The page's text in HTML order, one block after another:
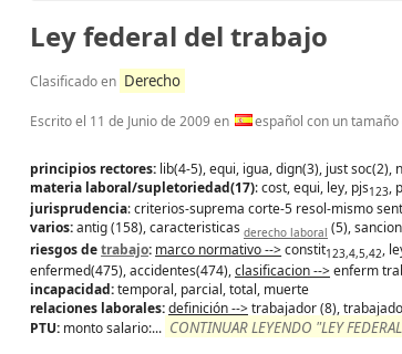
Ley federal del trabajo
Clasificado en Derecho
Escrito el 11 de Junio de 2009en español con un tamaño
principios rectores: lib(4-5), equi, igua, dign(3), just soc(2),
materia laboral/supletoriedad(17): cost, equi, ley, pjs123,
jurisprudencia: criterios-suprema corte-5 resol-mismo
varios:antig (158), caracteristicas derecho laboral (5),
riesgos detrabajo: marco normativo -->constit123,4,5,42,
enfermed(475), accidentes(474),clasificacion -->enferm
incapacidad:temporal, parcial, total, muerte
relaciones laborales:definición -->trabajador (8),
PTU: monto salario:... CONTINUAR LEYENDO "LEY